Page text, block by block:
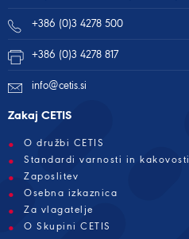
+386 (0)3 4278 500
+386 (0)3 4278 817
info@cetis.si
Zakaj CETIS
O družbi CETIS
Standardi varnosti in kakovosti
Zaposlitev
Osebna izkaznica
Za vlagatelje
O Skupini CETIS